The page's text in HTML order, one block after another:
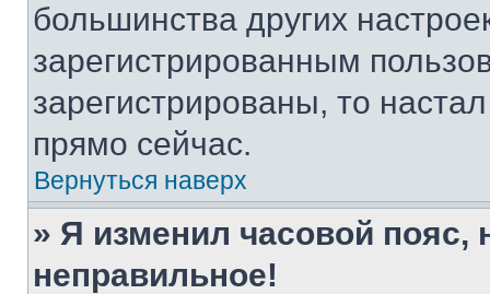
большинства других
зарегистрированным
зарегистрированы, то
прямо сейчас.
Вернуться наверх
» Я изменил часовой пояс,
неправильное!